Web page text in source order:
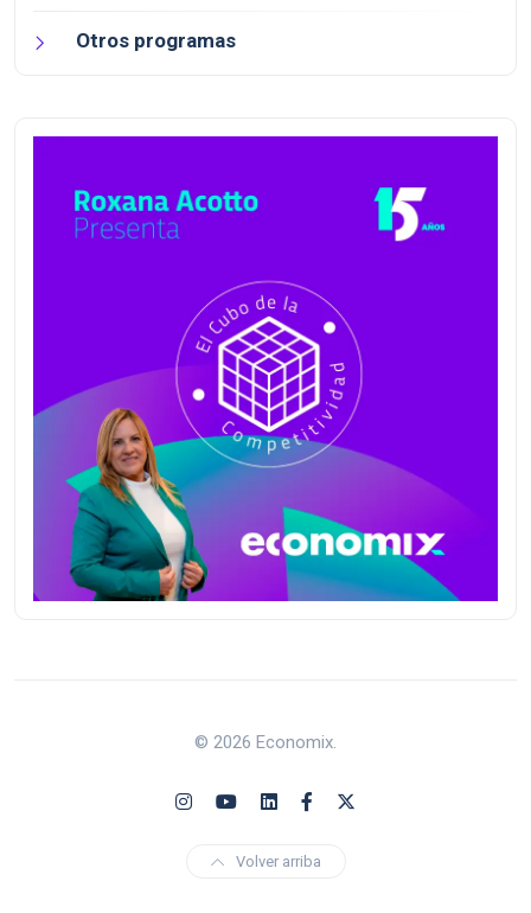
Otros programas
© 2026 Economix.
Volver arriba